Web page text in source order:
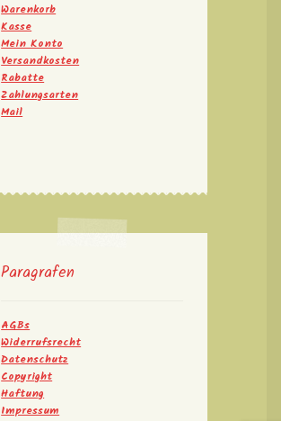
Warenkorb
Kasse
Mein Konto
Versandkosten
Rabatte
Zahlungsarten
Mail
Paragrafen
AGBs
Widerrufsrecht
Datenschutz
Copyright
Haftung
Impressum